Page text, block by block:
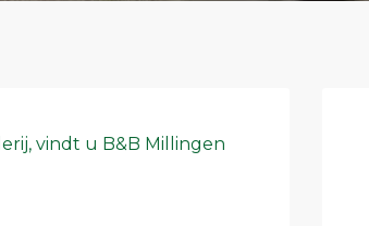
vindt u B&B Millingen